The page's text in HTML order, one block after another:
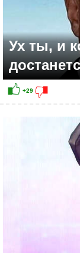
Ух ты, и